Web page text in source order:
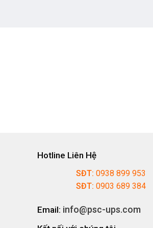
Hotline Liên Hệ
SĐT: 0938 899 953
SĐT: 0903 689 384
Email: info@psc-ups.com